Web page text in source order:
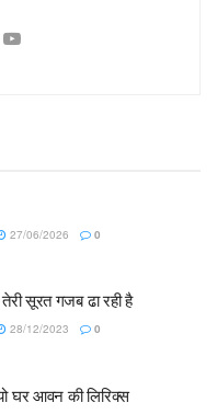
27/06/2026 0
सूरत गजब ढा रही है
28/12/2023 0
घर आवन की लिरिक्स